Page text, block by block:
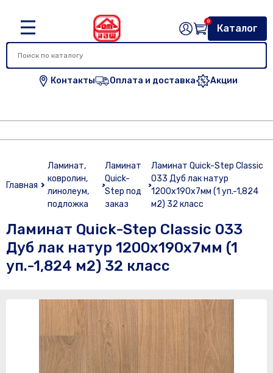
Контакты Оплата и доставка Акции
Каталог
0
Главная
Ламинат,
ковролин,
линолеум,
подложка
Ламинат
Quick-
Step под
заказ
Ламинат Quick-Step Classic
033 Дуб лак натур
1200х190х7мм (1 уп.-1,824
м2) 32 класс
Ламинат Quick-Step Classic 033
Дуб лак натур 1200х190х7мм (1
уп.-1,824 м2) 32 класс